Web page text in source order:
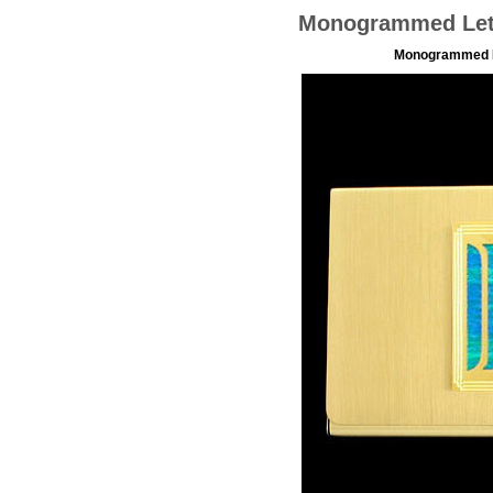
Monogrammed